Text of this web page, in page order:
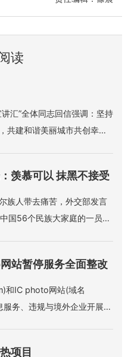
读
汇”全体同志回信强调：坚持
共建和谐美丽城市共创幸福
羡慕可以 抹黑不接受
族人带去痛苦，外交部发言
国56个民族大家庭的一员，
、抹黑、污蔑，这是不能接
站暂停服务全面整改
和IC photo网站(域名
务、违规与境外企业开展涉
项目